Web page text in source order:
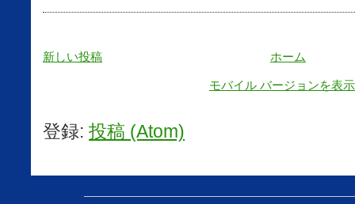
新しい投稿 ホーム
モバイル バージョンを表示
登録: 投稿 (Atom)